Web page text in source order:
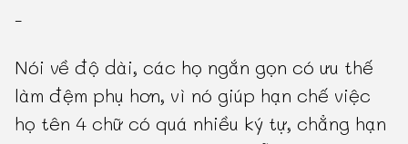
-
Nói về độ dài, các họ ngắn gọn có ưu thế
làm đệm phụ hơn, vì nó giúp hạn chế việc
họ tên 4 chữ có quá nhiều ký tự, chẳng hạn